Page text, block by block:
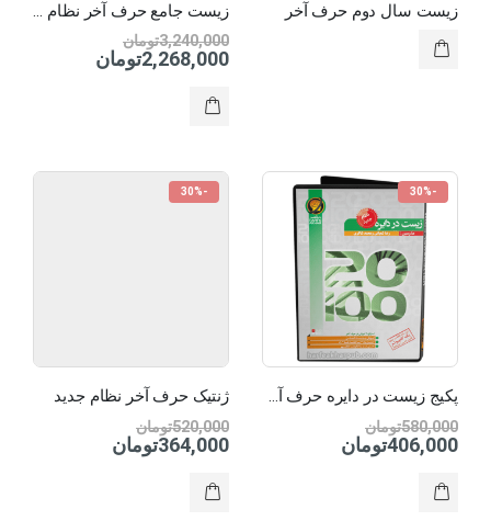
زیست سال دوم حرف آخر زیست جامع حرف آخر نظام جدید
3,240,000تومان
2,268,000تومان
-30%
پکیج زیست در دایره حرف آخر
580,000تومان
406,000تومان
-30%
ژنتیک حرف آخر نظام جدید
520,000تومان
364,000تومان